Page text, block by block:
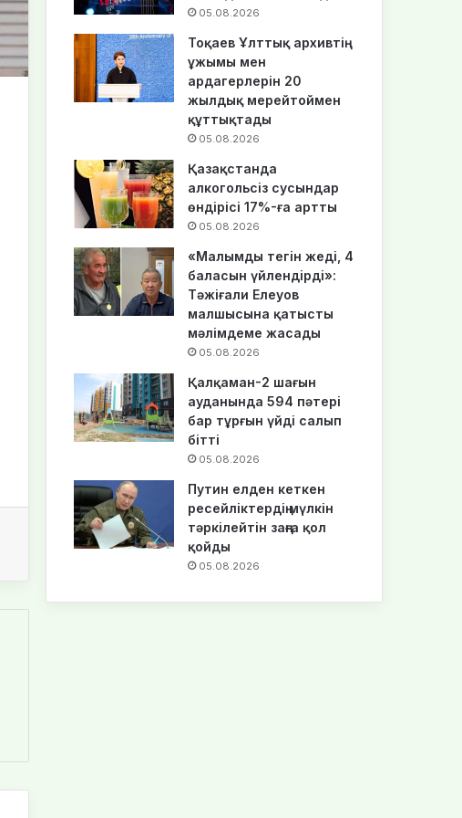
05.08.2026
Тоқаев Ұлттық архивтің
ұжымы мен
ардагерлерін 20
жылдық мерейтоймен
құттықтады
05.08.2026
Қазақстанда
алкогольсіз сусындар
өндірісі 17%-ға артты
05.08.2026
«Малымды тегін жеді, 4
баласын үйлендірді»:
Тәжіғали Елеуов
малшысына қатысты
мәлімдеме жасады
05.08.2026
Қалқаман-2 шағын
ауданында 594 пәтері
бар тұрғын үйді салып
бітті
05.08.2026
Путин елден кеткен
ресейліктердің мүлкін
тәркілейтін заңға қол
қойды
05.08.2026